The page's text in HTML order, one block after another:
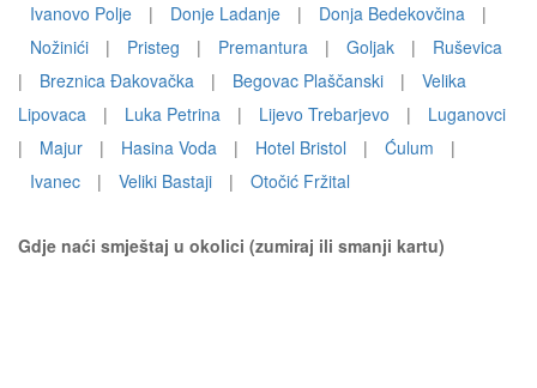
Ivanovo Polje
| Donje Ladanje | Donja Bedekovčina
|
Nožinići
| Pristeg | Premantura | Goljak |
Ruševica
|
Breznica Đakovačka | Begovac Plaščanski |
Velika
Lipovaca
| Luka Petrina | Lijevo Trebarjevo |
Luganovci
|
Majur | Hasina Voda | Hotel Bristol | Ćulum
|
Ivanec
| Veliki Bastaji | Otočić Fržital
Gdje naći smještaj u okolici (zumiraj ili smanji kartu)